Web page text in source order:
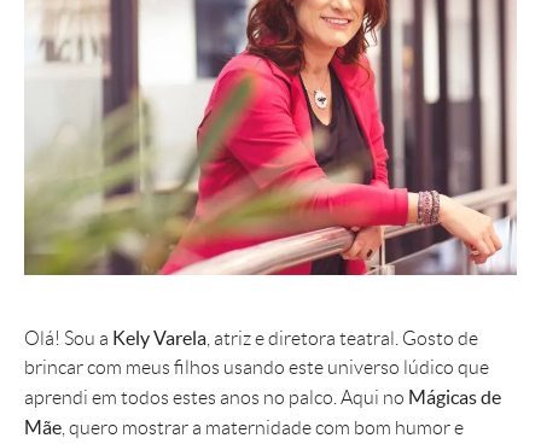
Olá! Sou a Kely Varela , atriz e diretora teatral. Gosto de
brincar com meus filhos usando este universo lúdico que
aprendi em todos estes anos no palco. Aqui no Mágicas de
Mãe , quero mostrar a maternidade com bom humor e